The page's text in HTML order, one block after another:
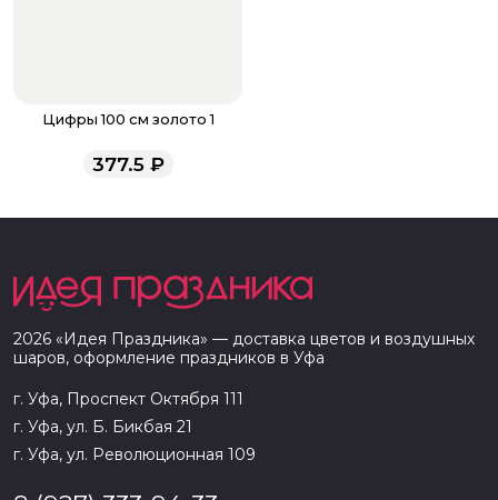
Цифры 100 см золото 1
377.5₽
2026 «Идея Праздника» — доставка цветов и воздушных
шаров, оформление праздников в Уфа
г. Уфа, Проспект Октября 111
г. Уфа, ул. Б. Бикбая 21
г. Уфа, ул. Революционная 109